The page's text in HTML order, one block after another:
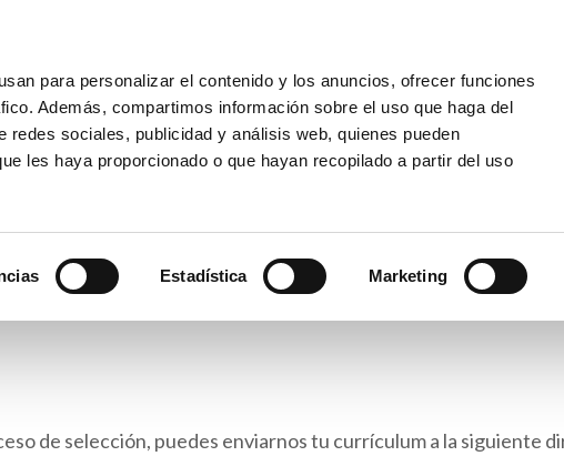
para personalizar el contenido y los anuncios, ofrecer funciones
Además, compartimos información sobre el uso que haga del
redes sociales, publicidad y análisis web, quienes pueden
les haya proporcionado o que hayan recopilado a partir del uso
Estadística Marketing
Purísima Alzira
HEMEROTECA PREMIOS SECRETARÍA ENLACES
de selección, puedes enviarnos tu currículum a la siguiente